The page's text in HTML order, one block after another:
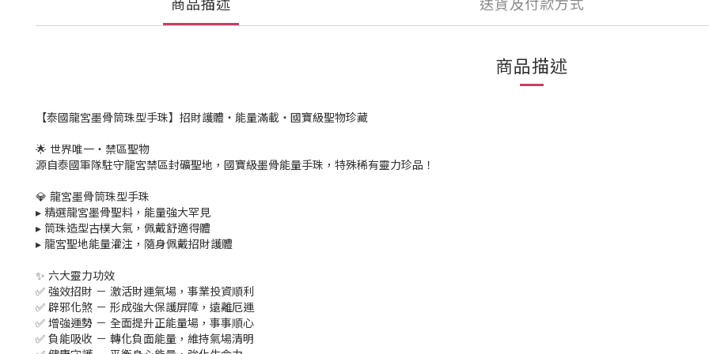
商品描述 送貨及付款方式
商品描述
【泰國龍宮墨骨筒珠型手珠】招財護體・能量滿載・國寶級聖物珍藏
🌟 世界唯一・禁區聖物
源自泰國軍隊駐守龍宮禁區封礦聖地，國寶級墨骨能量手珠，特殊稀有靈力珍品！
💎 龍宮墨骨筒珠型手珠
▸ 精選龍宮墨骨聖料，能量強大罕見
▸ 筒珠造型古樸大氣，佩戴舒適得體
▸ 龍宮聖地能量灌注，隨身佩戴招財護體
✨ 六大靈力功效
✅ 強效招財 － 激活財運氣場，事業投資順利
✅ 辟邪化煞 － 形成強大保護屏障，遠離厄運
✅ 增強運勢 － 全面提升正能量場，事事順心
✅ 負能吸收 － 轉化負面能量，維持氣場清明